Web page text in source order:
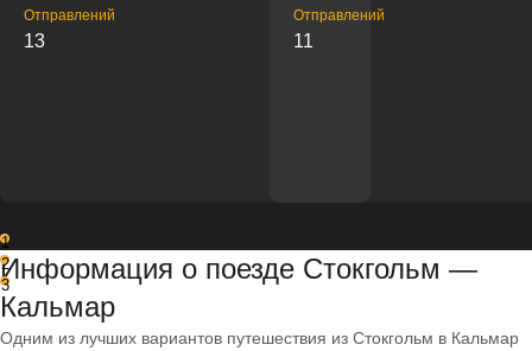
Отправлений
13
Отправлений
11
1
2
3
Информация о поезде Стокгольм —
Кальмар
Одним из лучших вариантов путешествия из Стокгольм в Кальмар